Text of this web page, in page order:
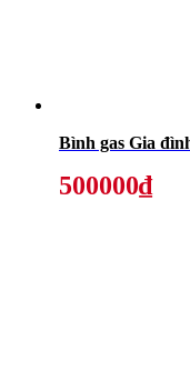
Bình gas Gia
500000₫